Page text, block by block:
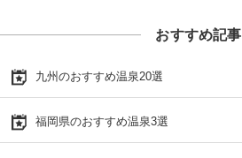
おすすめ記事
九州のおすすめ温泉20選
福岡県のおすすめ温泉3選